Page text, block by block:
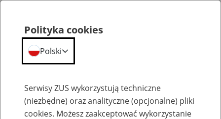
Przepraszamy,
Polityka cookies
Polski
Serwisy ZUS wykorzystują techniczne
(niezbędne) oraz analityczne (opcjonalne) pliki
cookies. Możesz zaakceptować wykorzystanie